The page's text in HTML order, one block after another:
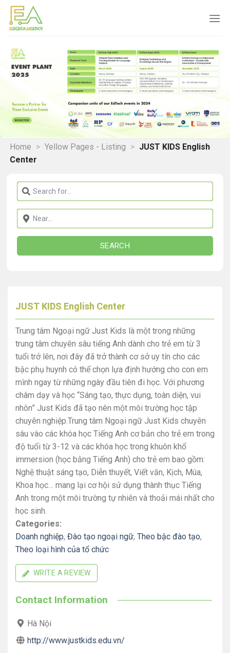
Skip
content
Home > Yellow Pages - Listing > JUST KIDS English
Center
SEARCH
JUST KIDS English Center
Trung tâm Ngoại ngữ Just Kids là một trong những
trung tâm chuyên sâu tiếng Anh dành cho trẻ em từ 3
tuổi trở lên, nơi đây đã trở thành cơ sở uy tín cho các
bậc phụ huynh có thể chọn lựa định hướng cho con em
mình ngay từ những ngày đầu tiên đi học. Với phương
châm dạy và học “Sáng tạo, thực dụng, toàn diện, vui
nhôn” Just Kids đã tạo nên một môi trường học tập
chuyên nghiệp.Trung tâm Ngoại ngữ Just Kids chuyên
sâu vào các khóa học Tiếng Anh cơ bản cho trẻ em trong
độ tuổi từ 3-12 và các khóa học trong khuôn khổ
immersion (học bằng Tiếng Anh) cho trẻ em bao gồm:
Nghệ thuật sáng tạo, Diễn thuyết, Viết văn, Kịch, Múa,
Khoa học… mang lại cơ hội sử dụng thành thục Tiếng
Anh trong một môi trường tự nhiên và thoải mái nhất cho
học sinh.
Categories:
Doanh nghiệp, Đào tạo ngoại ngữ, Theo bậc đào tạo,
Theo loại hình của tổ chức
WRITE A REVIEW
Contact Information
Hà Nội
http://www.justkids.edu.vn/